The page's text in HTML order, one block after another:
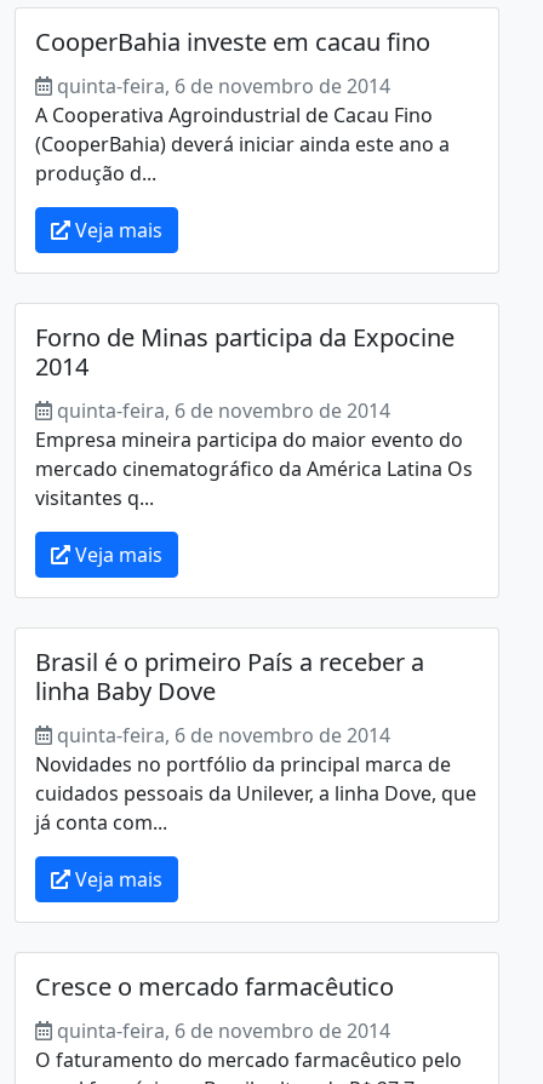
CooperBahia investe em cacau fino
quinta-feira, 6 de novembro de 2014
A Cooperativa Agroindustrial de Cacau Fino
(CooperBahia) deverá iniciar ainda este ano a
produção d...
Veja mais
Forno de Minas participa da Expocine
2014
quinta-feira, 6 de novembro de 2014
Empresa mineira participa do maior evento do
mercado cinematográfico da América Latina Os
visitantes q...
Veja mais
Brasil é o primeiro País a receber a
linha Baby Dove
quinta-feira, 6 de novembro de 2014
Novidades no portfólio da principal marca de
cuidados pessoais da Unilever, a linha Dove, que
já conta com...
Veja mais
Cresce o mercado farmacêutico
quinta-feira, 6 de novembro de 2014
O faturamento do mercado farmacêutico pelo